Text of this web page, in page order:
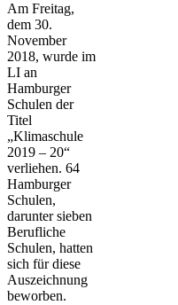
Am Freitag,
dem 30.
November
2018, wurde im
LI an
Hamburger
Schulen der
Titel
„Klimaschule
2019 – 20“
verliehen. 64
Hamburger
Schulen,
darunter sieben
Berufliche
Schulen, hatten
sich für diese
Auszeichnung
beworben.